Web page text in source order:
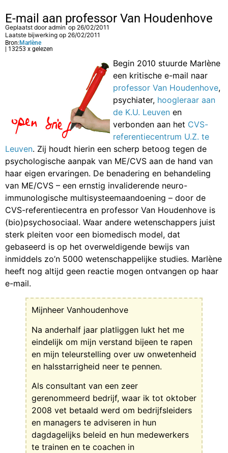
E-mail aan professor Van Houdenhove
Geplaatst dooradmin op 26/02/2011
Laatste bijwerking op 26/02/2011
Bron: Marlène
| 13253 x gelezen
Begin 2010 stuurde Marlène
een kritische e-mail naar
professor Van Houdenhove,
psychiater, hoogleraar aan
de K.U. Leuven en
verbonden aan het CVS-
referentiecentrum U.Z. te
Leuven. Zij houdt hierin een scherp betoog tegen de
psychologische aanpak van ME/CVS aan de hand van
haar eigen ervaringen. De benadering en behandeling
van ME/CVS – een ernstig invaliderende neuro-
immunologische multisysteemaandoening – door de
CVS-referentiecentra en professor Van Houdenhove is
(bio)psychosociaal. Waar andere wetenschappers juist
sterk pleiten voor een biomedisch model, dat
gebaseerd is op het overweldigende bewijs van
inmiddels zo’n 5000 wetenschappelijke studies. Marlène
heeft nog altijd geen reactie mogen ontvangen op haar
e-mail.
Mijnheer Vanhoudenhove
Na anderhalf jaar platliggen lukt het me
eindelijk om mijn verstand bijeen te rapen
en mijn teleurstelling over uw onwetenheid
en halsstarrigheid neer te pennen.
Als consultant van een zeer
gerenommeerd bedrijf, waar ik tot oktober
2008 vet betaald werd om bedrijfsleiders
en managers te adviseren in hun
dagdagelijks beleid en hun medewerkers
te trainen en te coachen in